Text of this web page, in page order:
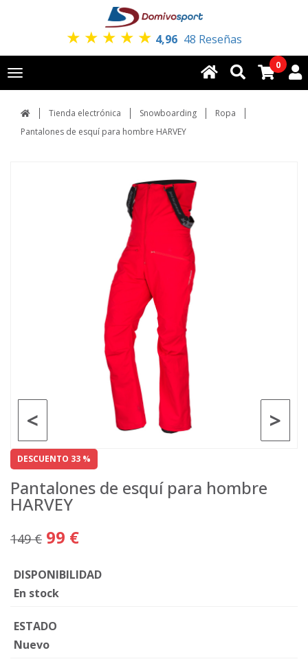
★ ★ ★ ★ ★ 4,96 48 Reseñas
Toggle
navigation
0
Tienda electrónica Snowboarding
Ropa
Pantalones de esquí para hombre HARVEY
>
<
DESCUENTO 33 %
Pantalones de esquí para hombre
HARVEY
149 € 99 €
DISPONIBILIDAD
En stock
ESTADO
Nuevo